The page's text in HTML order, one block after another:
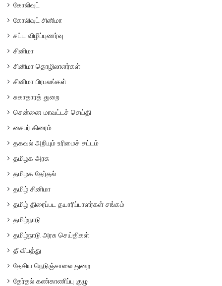
கோலிவுட்
கோலிவுட் சினிமா
சட்ட விழிப்புணர்வு
சினிமா
சினிமா தொழிலாளர்கள்
சினிமா பிரபலங்கள்
சுகாதாரத் துறை
சென்னை மாவட்டச் செய்தி
சைபர் கிரைம்
தகவல் அறியும் உரிமைச் சட்டம்
தமிழக அரசு
தமிழக தேர்தல்
தமிழ் சினிமா
தமிழ் திரைப்பட தயாரிப்பாளர்கள் சங்கம்
தமிழ்நாடு
தமிழ்நாடு அரசு செய்திகள்
தீ விபத்து
தேசிய நெடுஞ்சாலை துறை
தேர்தல் கண்காணிப்பு குழு